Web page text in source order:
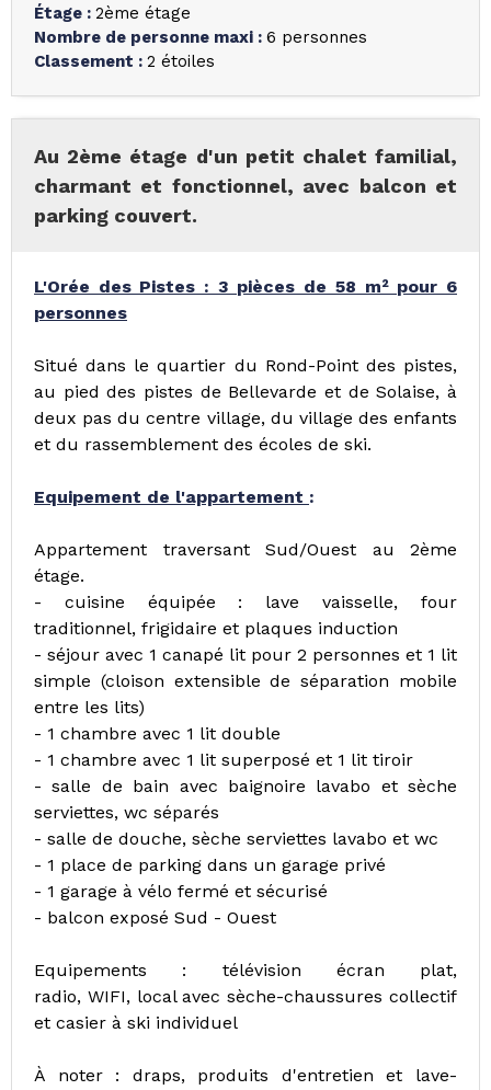
Étage : 2ème étage
Nombre de personne maxi : 6 personnes
Classement : 2 étoiles
Au 2ème étage d'un petit chalet familial,
charmant et fonctionnel, avec balcon et
parking couvert.
L'Orée des Pistes : 3 pièces de 58 m² pour 6
personnes
Situé dans le quartier du Rond-Point des pistes,
au pied des pistes de Bellevarde et de Solaise, à
deux pas du centre village, du village des enfants
et du rassemblement des écoles de ski.
Equipement de l'appartement :
Appartement traversant Sud/Ouest au 2ème
étage.
- cuisine équipée : lave vaisselle, four
traditionnel, frigidaire et plaques induction
- séjour avec 1 canapé lit pour 2 personnes et 1 lit
simple (cloison extensible de séparation mobile
entre les lits)
- 1 chambre avec 1 lit double
- 1 chambre avec 1 lit superposé et 1 lit tiroir
- salle de bain avec baignoire lavabo et sèche
serviettes, wc séparés
- salle de douche, sèche serviettes lavabo et wc
- 1 place de parking dans un garage privé
- 1 garage à vélo fermé et sécurisé
- balcon exposé Sud - Ouest
Equipements : télévision écran plat,
radio, WIFI, local avec sèche-chaussures collectif
et casier à ski individuel
À noter : draps, produits d'entretien et lave-